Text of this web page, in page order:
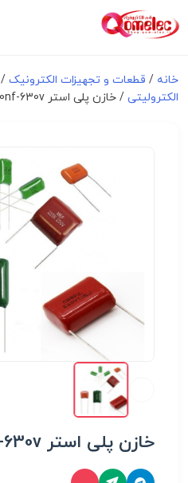
خانه / قطعات و تجهیزات الکترونیک/
الکترولیتی / خازن پلی استر 100nf-630v
خازن پلی استر 100nf-630v